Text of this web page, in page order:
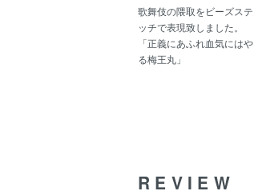
歌舞伎の隈取をビーズステ
ッチで表現致しました。
「正義にあふれ血気にはや
る梅王丸」
REVIEW